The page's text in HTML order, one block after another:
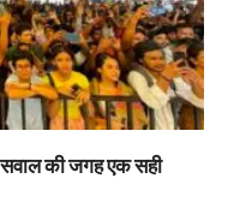
की जगह एक सही